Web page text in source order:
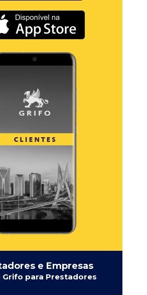
e Empresas
Grifo para Prestadores